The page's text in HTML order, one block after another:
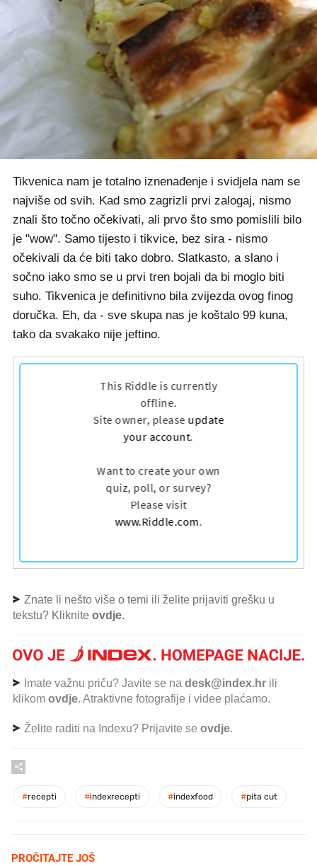
Tikvenica nam je totalno iznenađenje i svidjela nam se
najviše od svih. Kad smo zagrizli prvi zalogaj, nismo
znali što točno očekivati, ali prvo što smo pomislili bilo
je "wow". Samo tijesto i tikvice, bez sira - nismo
očekivali da će biti tako dobro. Slatkasto, a slano i
sočno iako smo se u prvi tren bojali da bi moglo biti
suho. Tikvenica je definitivno bila zvijezda ovog finog
doručka. Eh, da - sve skupa nas je koštalo 99 kuna,
tako da svakako nije jeftino.
Znate li nešto više o temi ili želite prijaviti grešku u
tekstu? Kliknite ovdje.
Imate važnu priču? Javite se na desk@index.hr ili
klikom ovdje. Atraktivne fotografije i videe plaćamo.
Želite raditi na Indexu? Prijavite se ovdje.
#recepti #indexrecepti #indexfood #pita cut
PROČITAJTE JOŠ